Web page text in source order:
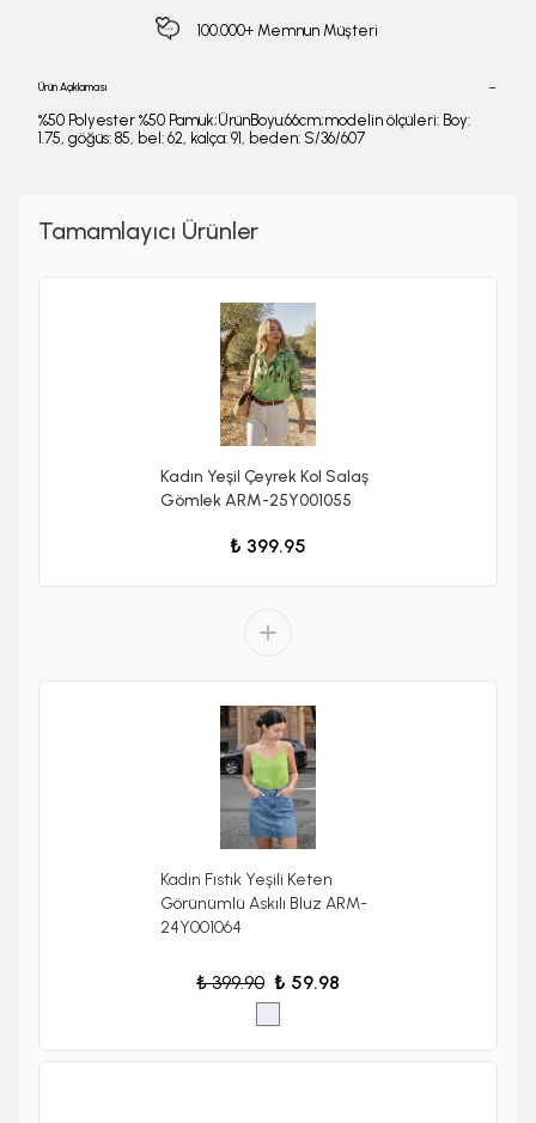
100.000+ Memnun Müşteri
Ürün Açıklaması
%50 Polyester %50 Pamuk;ÜrünBoyu:66cm;modelin ölçüleri: Boy:
1.75, göğüs: 85, bel: 62, kalça: 91, beden: S/36/607
Tamamlayıcı Ürünler
Kadın Yeşil Çeyrek Kol Salaş
Gömlek ARM-25Y001055
₺ 399.95
Kadın Fıstık Yeşili Keten
Görünümlü Askılı Bluz ARM-
24Y001064
₺ 399.90 ₺ 59.98